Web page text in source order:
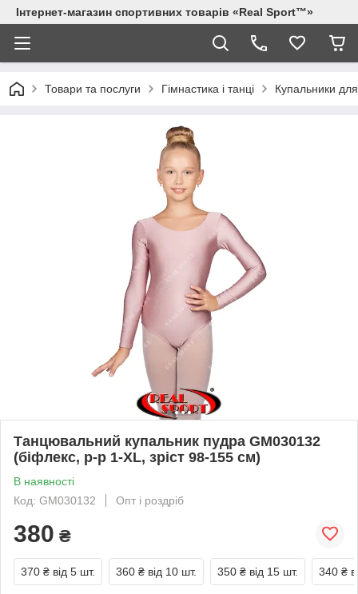
Інтернет-магазин спортивних товарів «Real Sport™»
Товари та послуги Гімнастика і танці Купальники для
Танцювальний купальник пудра GM030132
(біфлекс, р-р 1-XL, зріст 98-155 см)
В наявності
Код: GM030132
Опт і роздріб
380 ₴
370 ₴ від 5 шт. 360 ₴ від 10 шт. 350 ₴ від 15 шт. 340 ₴